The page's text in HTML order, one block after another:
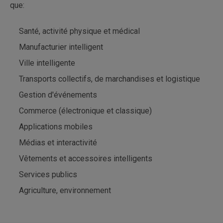
que:
Santé, activité physique et médical
Manufacturier intelligent
Ville intelligente
Transports collectifs, de marchandises et logistique
Gestion d'événements
Commerce (électronique et classique)
Applications mobiles
Médias et interactivité
Vêtements et accessoires intelligents
Services publics
Agriculture, environnement